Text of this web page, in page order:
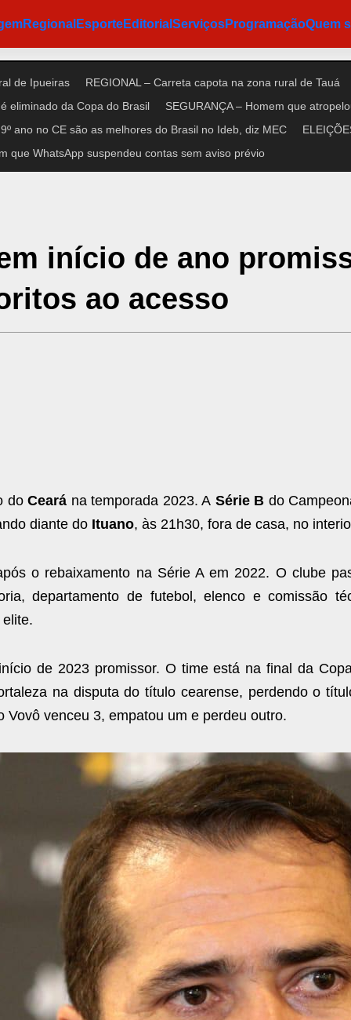
Regional EsporteEditorial ServiçosProgramaçãoQuem
de Ipueiras
REGIONAL – Carreta capota na zona rural de Tauá
eliminado da Copa do Brasil
SEGURANÇA – Homem que
ano no CE são as melhores do Brasil no Ideb, diz MEC
que WhatsApp suspendeu contas sem aviso prévio
início de ano
ao acesso
doCeará na temporada 2023. A Série B do
diante do Ituano, às 21h30, fora de casa, no
o rebaixamento na Série A em 2022. O clube
departamento de futebol, elenco e comissão
de 2023 promissor. O time está na final da
na disputa do título cearense, perdendo o
venceu 3, empatou um e perdeu outro.